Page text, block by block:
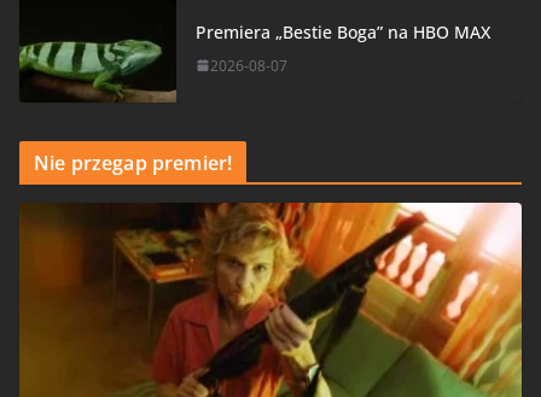
Premiera „Bestie Boga” na HBO MAX
2026-08-07
Nie przegap premier!